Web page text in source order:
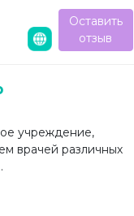
Оставить
отзыв
учреждение,
врачей различных